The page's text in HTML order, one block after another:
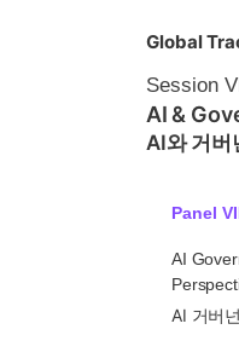
Global
Session
AI &
AI와 거버
Panel
AI
AI 거버